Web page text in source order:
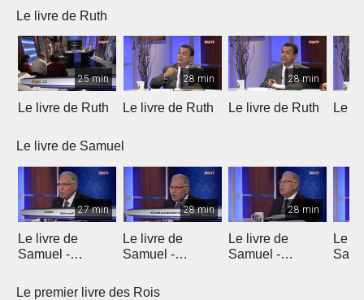
Le livre de Ruth
25 min
Le livre de Ruth
28 min
Le livre de Ruth
28 min
Le livre de Ruth Le
Le livre de Samuel
27 min
Le livre de
Samuel -
28 min
Le livre de
Samuel -
28 min
Le livre de
Samuel -
Le
Le premier livre des Rois